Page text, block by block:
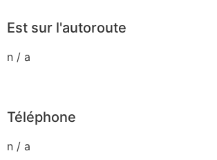
Est sur l'autoroute
n / a
Téléphone
n / a